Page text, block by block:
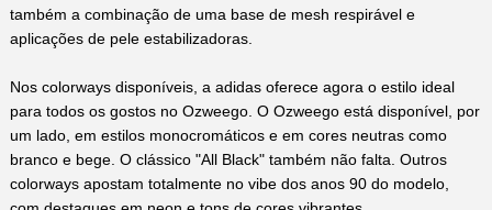
também a combinação de uma base de mesh respirável e
aplicações de pele estabilizadoras.
Nos colorways disponíveis, a adidas oferece agora o estilo ideal
para todos os gostos no Ozweego. O Ozweego está disponível, por
um lado, em estilos monocromáticos e em cores neutras como
branco e bege. O clássico "All Black" também não falta. Outros
colorways apostam totalmente no vibe dos anos 90 do modelo,